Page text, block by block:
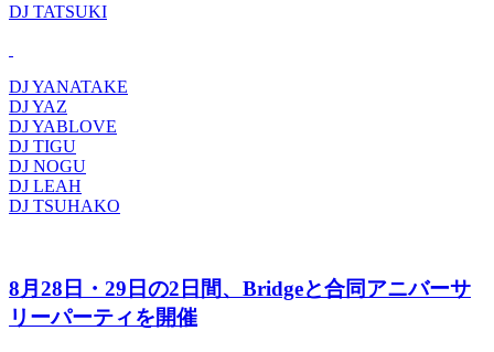
DJ TATSUKI
DJ YANATAKE
DJ YAZ
DJ YABLOVE
DJ TIGU
DJ NOGU
DJ LEAH
DJ TSUHAKO
8月28日・29日の2日間、Bridgeと合同アニバーサ
リーパーティを開催